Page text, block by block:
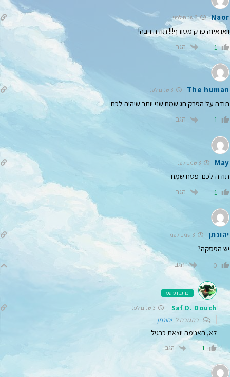
Naor 3 שנים לפני
וואו איזה פרק מטורף!!! תודה רבה!
1 הגב
The human 3 שנים לפני
תודה על הפרק חג שמח שני יותר שיהיה לכם
1 הגב
May 3 שנים לפני
תודה לכם. פסח שמח
1 הגב
יהונתן 3 שנים לפני
יש הפסקה?
0 הגב
כותב הפוסט
Saf D. Douch 3 שנים לפני
בתגובה ליהונתן
לא, האנימה יוצאת כרגיל.
1 הגב